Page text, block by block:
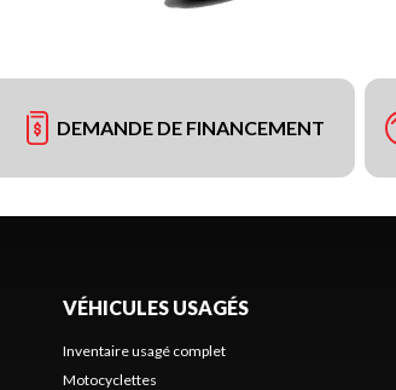
DEMANDE DE FINANCEMENT
VÉHICULES USAGÉS
Inventaire usagé complet
Motocyclettes